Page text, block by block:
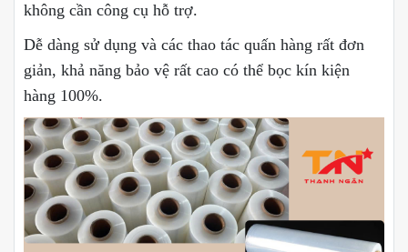
không cần công cụ hỗ trợ.
Dễ dàng sử dụng và các thao tác quấn hàng rất đơn
giản, khả năng bảo vệ rất cao có thể bọc kín kiện
hàng 100%.